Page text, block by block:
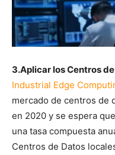
3.Aplicar los Centros
Industrial Edge
mercado de centros de
en 2020 y se espera
una tasa compuesta
Centros de Datos